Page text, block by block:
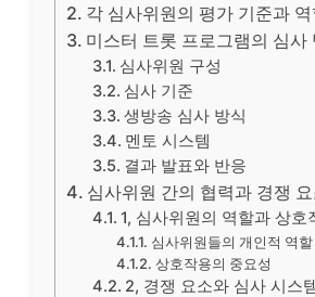
각 심사위원의 평가 기준과
미스터 트롯 프로그램의 심사
심사위원 구성
심사 기준
생방송 심사 방식
멘토 시스템
결과 발표와 반응
심사위원 간의 협력과 경쟁
1, 심사위원의 역할과 상호
심사위원들의 개인적 역할
상호작용의 중요성
2, 경쟁 요소와 심사 시스